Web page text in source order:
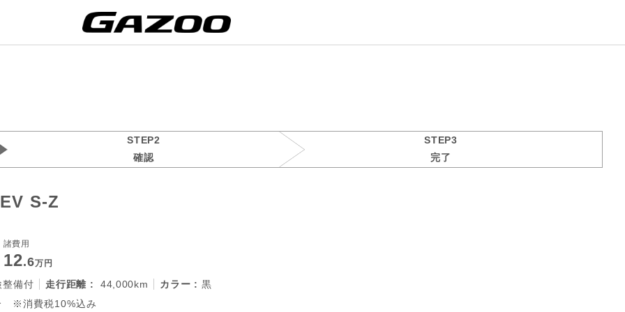
STEP2
確認
STEP3
完了
S-Z
諸費用
12.6万円
整備付 走行距離 : 44,000km カラー : 黒
※消費税10%込み